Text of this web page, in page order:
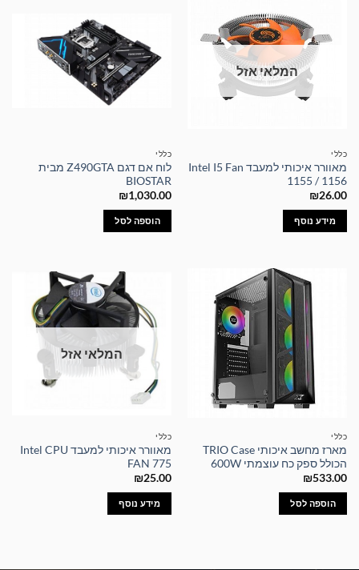
המלאי אזל
כללי
מאוורר איכותי למעבד Intel I5 Fan
1155 / 1156
₪26.00
מידע נוסף
כללי
לוח אם דגם Z490GTA מבית
BIOSTAR
₪1,030.00
הוספה לסל
כללי
מארז מחשב איכותי TRIO Case
הכולל ספק כח עוצמתי 600W
₪533.00
הוספה לסל
המלאי אזל
כללי
מאוורר איכותי למעבד Intel CPU
FAN 775
₪25.00
מידע נוסף